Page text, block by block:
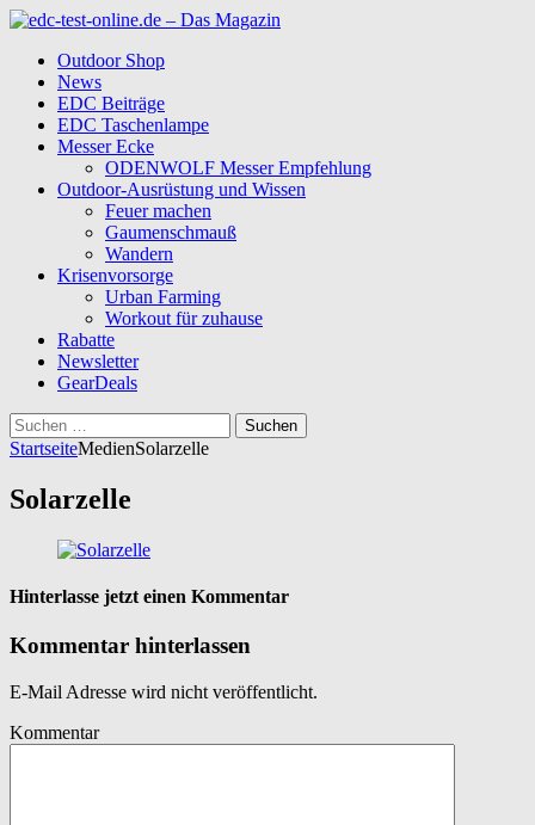
Outdoor Shop
News
EDC Beiträge
EDC Taschenlampe
Messer Ecke
ODENWOLF Messer Empfehlung
Outdoor-Ausrüstung und Wissen
Feuer machen
Gaumenschmauß
Wandern
Krisenvorsorge
Urban Farming
Workout für zuhause
Rabatte
Newsletter
GearDeals
Suchen
nach:
StartseiteMedienSolarzelle
Solarzelle
Hinterlasse jetzt einen Kommentar
Kommentar hinterlassen
E-Mail Adresse wird nicht veröffentlicht.
Kommentar